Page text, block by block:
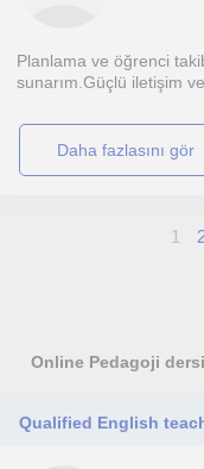
Planlama ve öğrenci
sunarım.Güçlü iletişim
daha fazlasını gör
1
Online Pedagoji
Qualified English